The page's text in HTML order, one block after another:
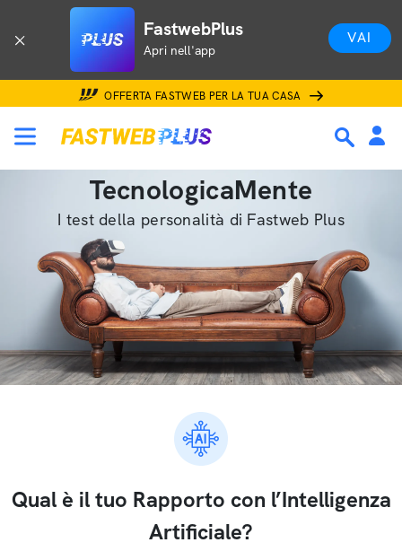
FastwebPlus
Apri nell'app
VAI
OFFERTA FASTWEB PER LA TUA CASA
TecnologicaMente
I test della personalità di Fastweb Plus
Qual è il tuo Rapporto con l’Intelligenza
Artificiale?